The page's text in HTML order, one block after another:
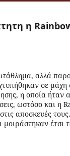
η
αλλά
σε μάχη
η οποία ήταν
ωστόσο και η
αποσκευές
έτσι